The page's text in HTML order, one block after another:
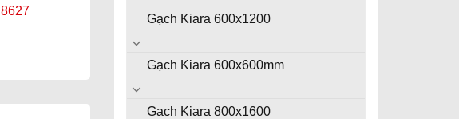
Gạch Kiara 600x1200
Gạch Kiara 600x600mm
Gạch Kiara 800x1600